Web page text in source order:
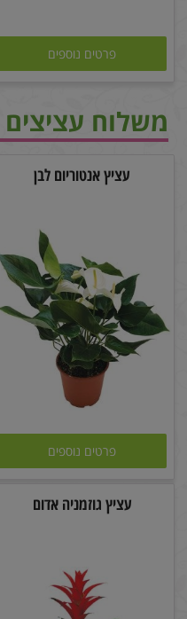
פרטים נוספים
משלוח עציצים
עציץ אנטוריום לבן
פרטים נוספים
עציץ גוזמניה אדום